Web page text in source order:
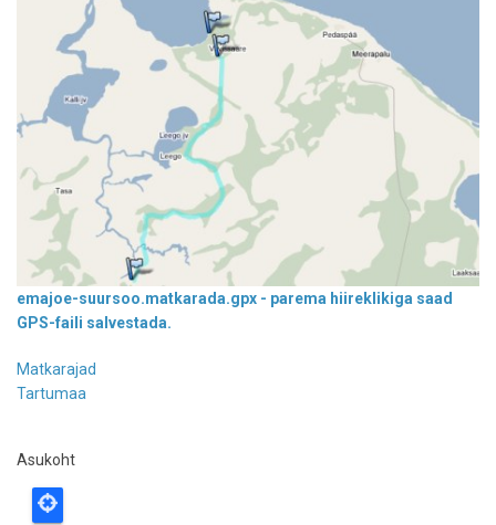
emajoe-suursoo.matkarada.gpx - parema hiireklikiga saad
GPS-faili salvestada.
Matkarajad
Tartumaa
Asukoht